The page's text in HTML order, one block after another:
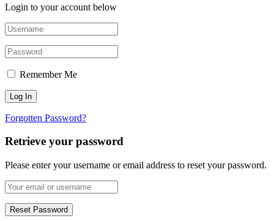
Login to your account below
Remember Me
Forgotten Password?
Retrieve your password
Please enter your username or email address to reset your password.